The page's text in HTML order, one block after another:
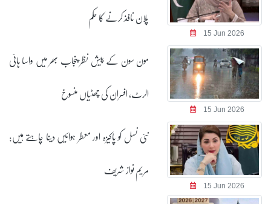
15 Jun 2026
پلان نافذ کرنے کا حکم
15 Jun 2026
مون سون کے پیش نظر پنجاب بھر میں واسا ہائی
الرٹ، افسران کی چھٹیاں منسوخ
15 Jun 2026
نئی نسل کو پاکیزہ اور معطر ہوائیں دینا چاہتے ہیں:
مریم نواز شریف